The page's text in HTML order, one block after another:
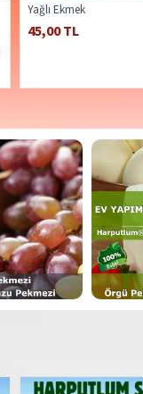
Yağlı Ekmek
45,00 TL